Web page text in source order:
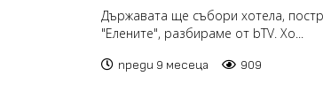
наводнения курорт
Държавата ще събори хотела,
"Елените", разбираме от bTV. Хо...
преди 9 месеца 909